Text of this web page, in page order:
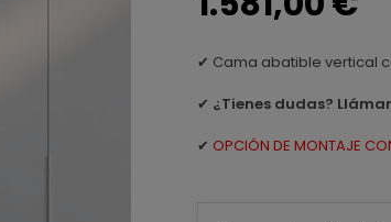
✔ Cama abatible vertical
✔ ¿Tienes dudas?
✔ OPCIÓN DE MONTAJE